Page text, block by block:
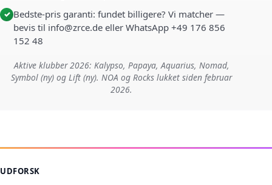
✓ Bedste-pris garanti: fundet billigere? Vi matcher —
bevis til info@zrce.de eller WhatsApp +49 176 856
152 48
Aktive klubber 2026: Kalypso, Papaya, Aquarius, Nomad,
Symbol (ny) og Lift (ny). NOA og Rocks lukket siden februar
2026.
UDFORSK